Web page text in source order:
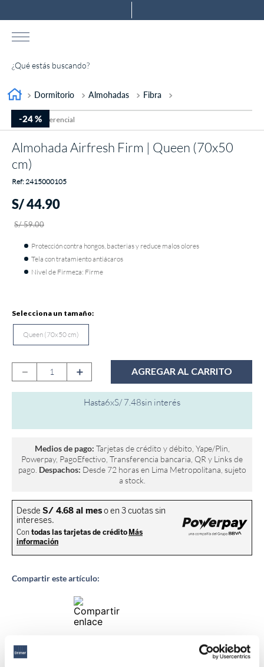
¿Qué estás buscando?
Dormitorio Almohadas Fibra
-24 %
Almohada Airfresh Firm | Queen (70x50
cm)
: 2415000105
S/44.90
S/59.00
Protección contra hongos, bacterias y reduce malos olores
Tela con tratamiento antiácaros
Nivel de Firmeza: Firme
Queen (70x50 cm)
＋
－ AGREGAR AL CARRITO
Hasta6xS/ 7 48sin interés
Medios de pago: Tarjetas de crédito y débito, Yape/Plin,
Powerpay, PagoEfectivo, Transferencia bancaria, QR y Links de
pago. Despachos: Desde 72 horas en Lima Metropolitana, sujeto
a stock.
Compartir este artículo:
Descripción del producto
TÉRMINOS MÁS BUSCADOS
1.
almohada
2.
colchones drimer
3
ventus
actibio
fiamma